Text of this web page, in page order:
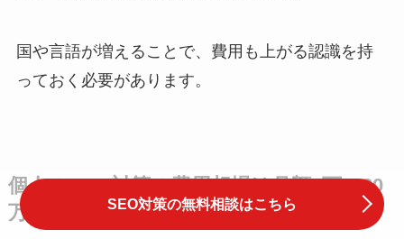
国や言語が増えることで、費用も上がる認識を持
っておく必要があります。
個人のSEO対策の費用相場は月額5万～20
万
SEO対策の無料相談はこちら